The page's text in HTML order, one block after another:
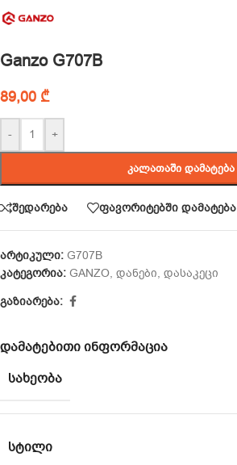
Ganzo G707B
89,00 ₾
- +
ᲙᲐᲚᲐᲗᲐᲨᲘ ᲓᲐᲛᲐᲢᲔᲑᲐ
შედარება ფავორიტებში დამატება
არტიკული: G707B
კატეგორია: GANZO, დანები, დასაკეცი
გაზიარება:
დამატებითი ინფორმაცია
ᲡᲐᲮᲔᲝᲑᲐ
ᲡᲢᲘᲚᲘ